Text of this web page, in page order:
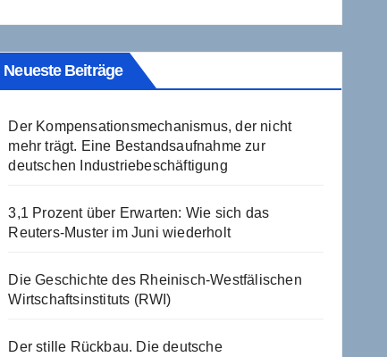
Neueste Beiträge
Der Kompensationsmechanismus, der nicht
mehr trägt. Eine Bestandsaufnahme zur
deutschen Industriebeschäftigung
3,1 Prozent über Erwarten: Wie sich das
Reuters-Muster im Juni wiederholt
Die Geschichte des Rheinisch-Westfälischen
Wirtschaftsinstituts (RWI)
Der stille Rückbau. Die deutsche